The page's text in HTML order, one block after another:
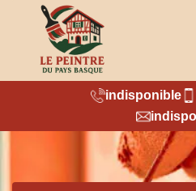
indisponible